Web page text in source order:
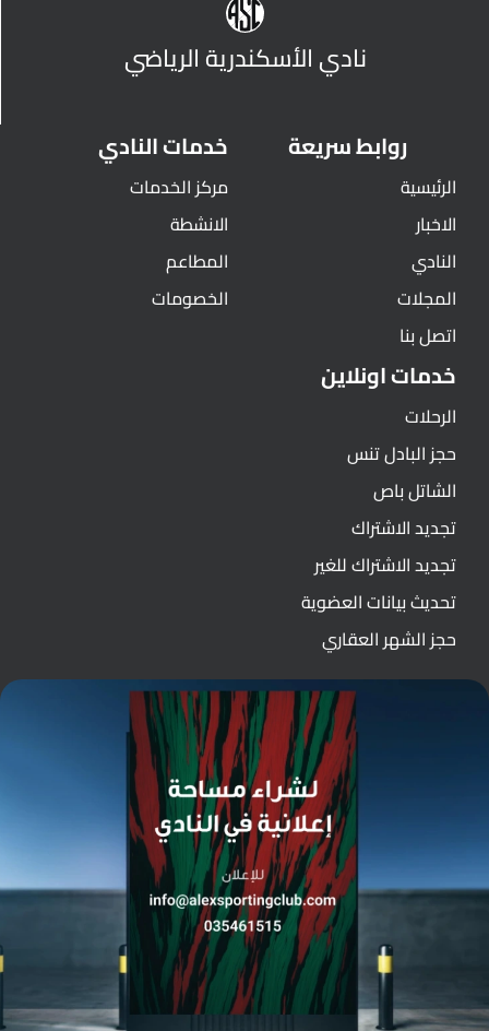
نادي الأسكندرية الرياضي
روابط سريعة
الرئيسية
الاخبار
النادي
المجلات
اتصل بنا
خدمات النادي
مركز الخدمات
الانشطة
المطاعم
الخصومات
خدمات اونلاين
الرحلات
حجز البادل تنس
الشاتل باص
تجديد الاشتراك
تجديد الاشتراك للغير
تحديث بيانات العضوية
حجز الشهر العقاري